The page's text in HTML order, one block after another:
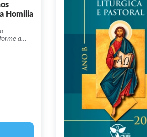
Homilia
a